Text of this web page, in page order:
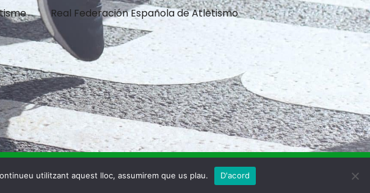
Real Federación Española de Atletismo
Tots els drets reservats © 2023.
utilitzant aquest lloc, assumirem que us plau. D'acord